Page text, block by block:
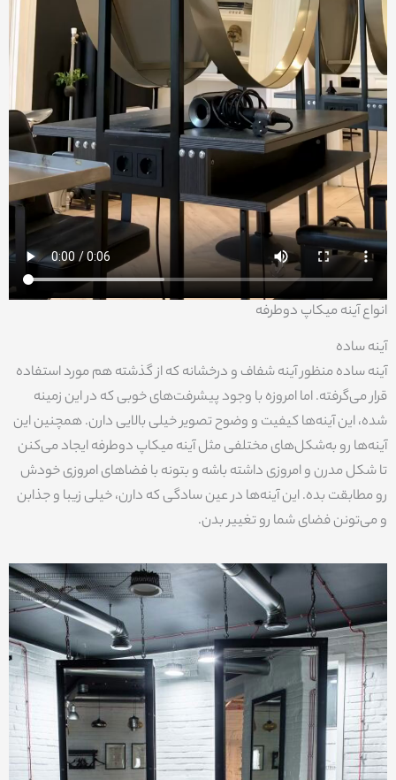
انواع آینه میکاپ دوطرفه
آینه ساده
آینه ساده منظور آینه شفاف و درخشانه که از گذشته هم مورد استفاده
قرار می‌گرفته. اما امروزه با وجود پیشرفت‌های خوبی که در این زمینه
شده، این آینه‌ها کیفیت و وضوح تصویر خیلی بالایی دارن. همچنین این
آینه‌ها رو به‌شکل‌های مختلفی مثل آینه میکاپ دوطرفه ایجاد می‌کنن
تا شکل مدرن و امروزی داشته باشه و بتونه با فضاهای امروزی خودش
رو مطابقت بده. این آینه‌ها در عین سادگی که دارن، خیلی زیبا و جذابن
و می‌تونن فضای شما رو تغییر بدن.